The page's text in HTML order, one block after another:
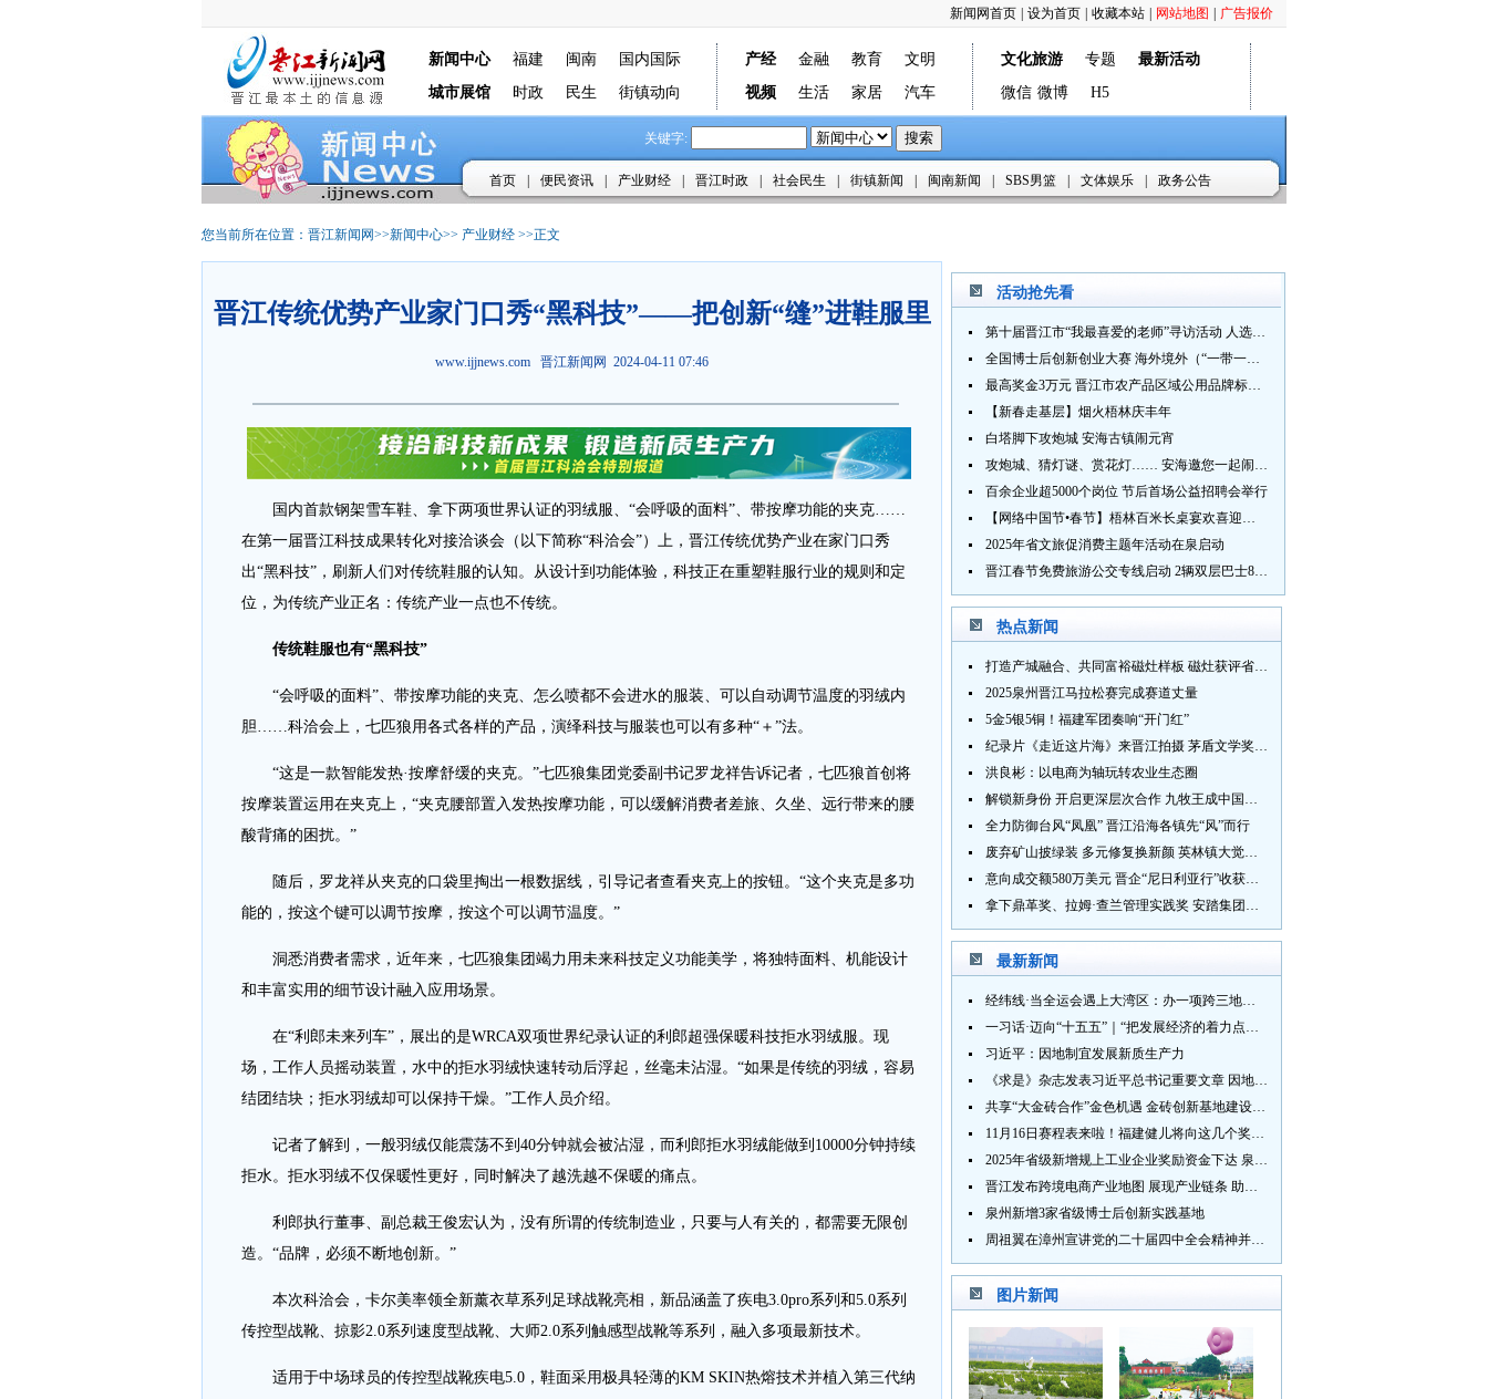
广告报价
网站地图
收藏本站
设为首页
新闻网首页
新闻中心 福建 闽南
国内国际
城市展馆
时政 民生 街镇动向
产经 金融 教育
文明
视频
生活 家居 汽车
文化旅游 专题
最新活动
微信 微博 H5
关键字:
首页 便民资讯 产业财经 晋江时政 社会民生 街镇新闻 闽南新闻 SBS男篮 文体娱乐 政务公告
您当前所在位置： 晋江新闻网>>新闻中心>> 产业财经 >>正文
晋江传统优势产业家门口秀“黑科技”——把创新“缝”进鞋服里
www.ijjnews.com 晋江新闻网 2024-04-11 07:46
国内首款钢架雪车鞋、拿下两项世界认证的羽绒服、“会呼吸的面料”、带按摩功能的夹克……
在第一届晋江科技成果转化对接洽谈会（以下简称“科洽会”）上，晋江传统优势产业在家门口秀
出“黑科技”，刷新人们对传统鞋服的认知。从设计到功能体验，科技正在重塑鞋服行业的规则和定
位，为传统产业正名：传统产业一点也不传统。
传统鞋服也有“黑科技”
“会呼吸的面料”、带按摩功能的夹克、怎么喷都不会进水的服装、可以自动调节温度的羽绒内
胆……科洽会上，七匹狼用各式各样的产品，演绎科技与服装也可以有多种“＋”法。
“这是一款智能发热·按摩舒缓的夹克。”七匹狼集团党委副书记罗龙祥告诉记者，七匹狼首创将
按摩装置运用在夹克上，“夹克腰部置入发热按摩功能，可以缓解消费者差旅、久坐、远行带来的腰
酸背痛的困扰。”
随后，罗龙祥从夹克的口袋里掏出一根数据线，引导记者查看夹克上的按钮。“这个夹克是多功
能的，按这个键可以调节按摩，按这个可以调节温度。”
洞悉消费者需求，近年来，七匹狼集团竭力用未来科技定义功能美学，将独特面料、机能设计
和丰富实用的细节设计融入应用场景。
在“利郎未来列车”，展出的是WRCA双项世界纪录认证的利郎超强保暖科技拒水羽绒服。现
场，工作人员摇动装置，水中的拒水羽绒快速转动后浮起，丝毫未沾湿。“如果是传统的羽绒，容易
结团结块；拒水羽绒却可以保持干燥。”工作人员介绍。
记者了解到，一般羽绒仅能震荡不到40分钟就会被沾湿，而利郎拒水羽绒能做到10000分钟持续
拒水。拒水羽绒不仅保暖性更好，同时解决了越洗越不保暖的痛点。
利郎执行董事、副总裁王俊宏认为，没有所谓的传统制造业，只要与人有关的，都需要无限创
造。“品牌，必须不断地创新。”
本次科洽会，卡尔美率领全新薰衣草系列足球战靴亮相，新品涵盖了疾电3.0pro系列和5.0系列
传控型战靴、掠影2.0系列速度型战靴、大师2.0系列触感型战靴等系列，融入多项最新技术。
适用于中场球员的传控型战靴疾电5.0，鞋面采用极具轻薄的KM SKIN热熔技术并植入第三代纳
活动抢先看
第十届晋江市“我最喜爱的老师”寻访活动 人选推荐火热进行中 快来“秀”您最喜爱的老师
全国博士后创新创业大赛 海外境外（“一带一路”）赛七大赛道等你来战
最高奖金3万元 晋江市农产品区域公用品牌标识Logo及特色农产品包装设计征集活动正式启动
【新春走基层】烟火梧林庆丰年
白塔脚下攻炮城 安海古镇闹元宵
攻炮城、猜灯谜、赏花灯…… 安海邀您一起闹元宵
百余企业超5000个岗位 节后首场公益招聘会举行
【网络中国节•春节】梧林百米长桌宴欢喜迎新春
2025年省文旅促消费主题年活动在泉启动
晋江春节免费旅游公交专线启动 2辆双层巴士8辆铛铛车带你游
热点新闻
打造产城融合、共同富裕磁灶样板 磁灶获评省级乡村振兴示范乡镇
2025泉州晋江马拉松赛完成赛道丈量
5金5银5铜！福建军团奏响“开门红”
纪录片《走近这片海》来晋江拍摄 茅盾文学奖得主麦家探寻晋江“海海”人生
洪良彬：以电商为轴玩转农业生态圈
解锁新身份 开启更深层次合作 九牧王成中国奥委会官方赞助商
全力防御台风“凤凰” 晋江沿海各镇先“风”而行
废弃矿山披绿装 多元修复换新颜 英林镇大觉山片区废弃矿山生态修复项目通过验收
意向成交额580万美元 晋企“尼日利亚行”收获满满
拿下鼎革奖、拉姆·查兰管理实践奖 安踏集团获企业管理权威奖项
最新新闻
经纬线·当全运会遇上大湾区：办一项跨三地的赛事有多硬核？
一习话·迈向“十五五”｜“把发展经济的着力点放在实体经济上”
习近平：因地制宜发展新质生产力
《求是》杂志发表习近平总书记重要文章 因地制宜发展新质生产力
共享“大金砖合作”金色机遇 金砖创新基地建设成效显著
11月16日赛程表来啦！福建健儿将向这几个奖牌发起冲击→
2025年省级新增规上工业企业奖励资金下达 泉州市获补资金居全省首位
晋江发布跨境电商产业地图 展现产业链条 助力“晋品出海”
泉州新增3家省级博士后创新实践基地
周祖翼在漳州宣讲党的二十届四中全会精神并调研
图片新闻